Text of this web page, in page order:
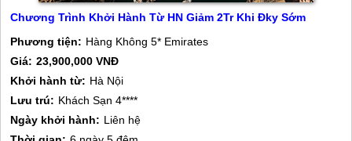
Chương Trình Khởi Hành Từ HN Giảm 2Tr Khi Đky Sớm
Phương tiện: Hàng Không 5* Emirates
Giá: 23,900,000 VNĐ
Khởi hành từ: Hà Nội
Lưu trú: Khách Sạn 4****
Ngày khởi hành: Liên hệ